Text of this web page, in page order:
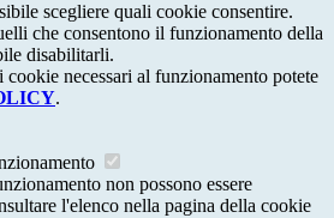
scegliere quali cookie consentire.
che consentono il funzionamento della
disabilitarli.
cookie necessari al funzionamento potete
.
non possono essere
l'elenco nella pagina della cookie